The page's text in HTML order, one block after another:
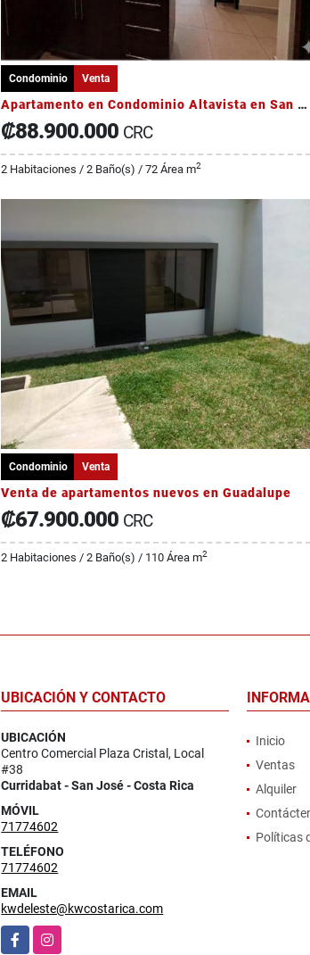
Condominio Venta
Apartamento en Condominio Altavista en San Pablo Heredia
₡88.900.000 CRC
2 Habitaciones / 2 Baño(s) / 72 Área m2
Condominio Venta
Venta de apartamentos nuevos en Guadalupe
₡67.900.000 CRC
2 Habitaciones / 2 Baño(s) / 110 Área m2
UBICACIÓN Y CONTACTO
UBICACIÓN
Centro Comercial Plaza Cristal, Local
#38
Curridabat - San José - Costa Rica
MÓVIL
71774602
TELÉFONO
71774602
EMAIL
kwdeleste@kwcostarica.com
FacebookInstagram
Inicio
Ventas
Alquiler
Políticas